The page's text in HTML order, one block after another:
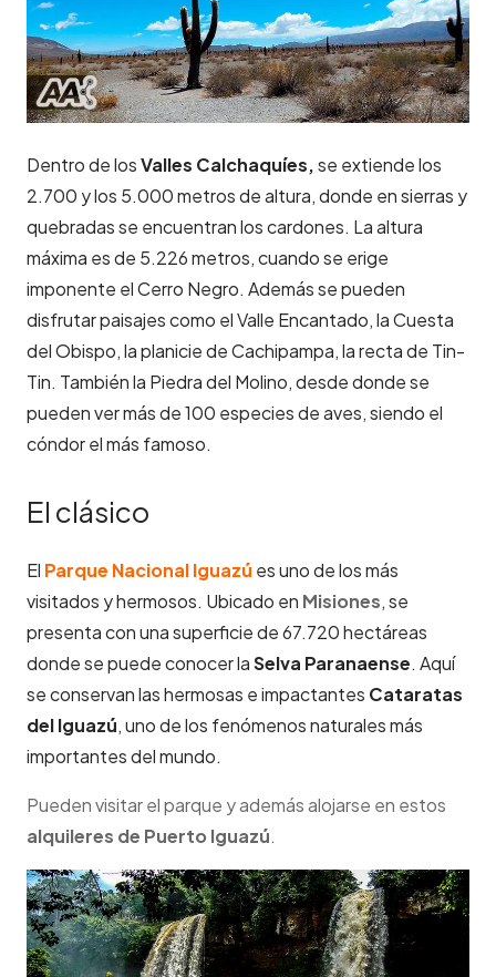
Dentro de losValles Calchaquíes,se extiende los
2.700 y los 5.000 metros de altura, donde en sierras y
quebradas se encuentran los cardones. La altura
máxima es de 5.226 metros, cuando se erige
imponente el Cerro Negro. Además se pueden
disfrutar paisajes como el Valle Encantado, la Cuesta
del Obispo, la planicie de Cachipampa, la recta de Tin-
Tin. También la Piedra del Molino, desde donde se
pueden ver más de 100 especies de aves, siendo el
cóndor el más famoso.
El clásico
El Parque Nacional Iguazú es uno de los más
visitados y hermosos. Ubicado en Misiones, se
presenta con una superficie de 67.720 hectáreas
donde se puede conocer laSelva Paranaense. Aquí
se conservan las hermosas e impactantes Cataratas
del Iguazú, uno de los fenómenos naturales más
importantes del mundo.
Pueden visitar el parque y además alojarse en estos
alquileres de Puerto Iguazú.